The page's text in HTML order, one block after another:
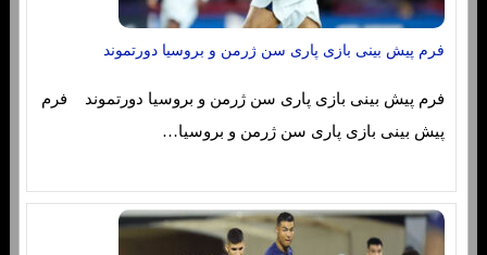
فرم پیش بینی بازی پاری سن ژرمن و بروسیا دورتموند
فرم پیش بینی بازی پاری سن ژرمن و بروسیا دورتموند فرم
پیش بینی بازی پاری سن ژرمن و بروسیا…